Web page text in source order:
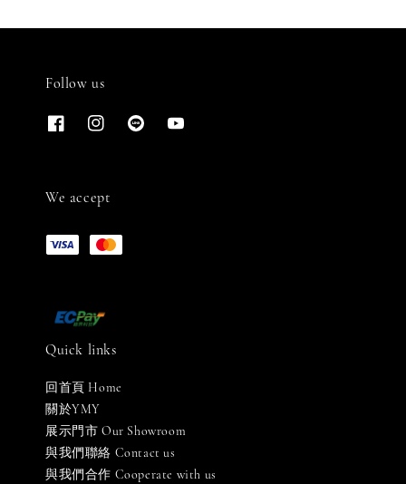
Follow us
We accept
Quick links
回首頁 Home
關於YMY
展示門市 Our Showroom
與我們聯絡 Contact us
與我們合作 Cooperate with us